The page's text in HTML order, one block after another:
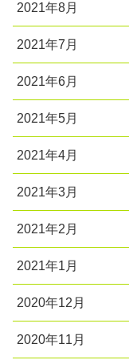
2021年8月
2021年7月
2021年6月
2021年5月
2021年4月
2021年3月
2021年2月
2021年1月
2020年12月
2020年11月